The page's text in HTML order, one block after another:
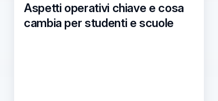
Aspetti operativi chiave e cosa
cambia per studenti e scuole